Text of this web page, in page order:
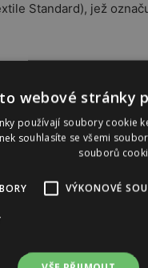
Standard), jež
svetr, naopak! Může být
:
webové stránky
používají soubory cookie
souhlasíte se všemi
souborů
VÝKONOVÉ